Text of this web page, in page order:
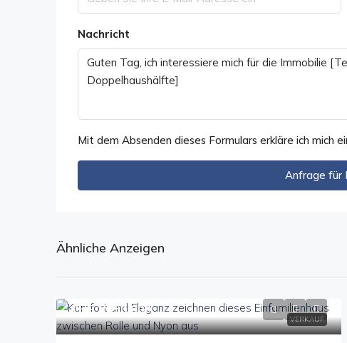
Nachricht
Mit dem Absenden dieses Formulars erkläre ich mich
Anfrage für
Ähnliche Anzeigen
VERKAUF
CHF 1'850'000